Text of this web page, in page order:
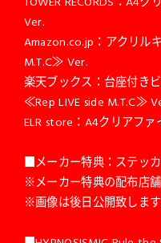
Ver.
Amazon.co.jp：アクリル
M.T.C≫ Ver.
楽天ブックス：台座付き
≪Rep LIVE side M.T.C≫
ELR store：A4クリアフ
■メーカー特典：ステッ
※メーカー特典の配布店
※画像は後日公開致します